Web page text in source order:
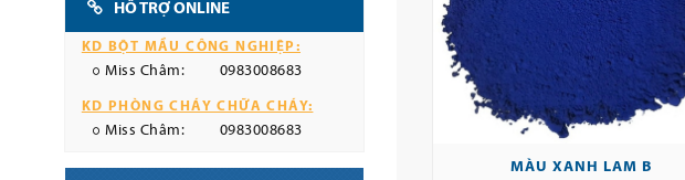
HỖ TRỢ ONLINE
KD BỘT MẦU CÔNG NGHIỆP:
Miss Châm: 0983008683
KD PHÒNG CHÁY CHỮA CHÁY:
Miss Châm: 0983008683
MÀU XANH LAM B